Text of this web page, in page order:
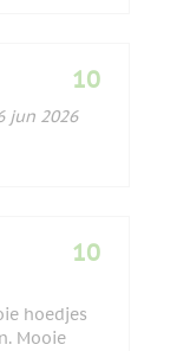
juni 2026
jun 2026
10
10
hoedjes
Mooie